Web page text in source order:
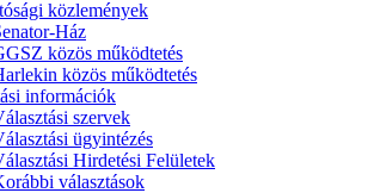
közlemények
Ház
közös működtetés
közös működtetés
információk
szervek
ügyintézés
Hirdetési Felületek
választások